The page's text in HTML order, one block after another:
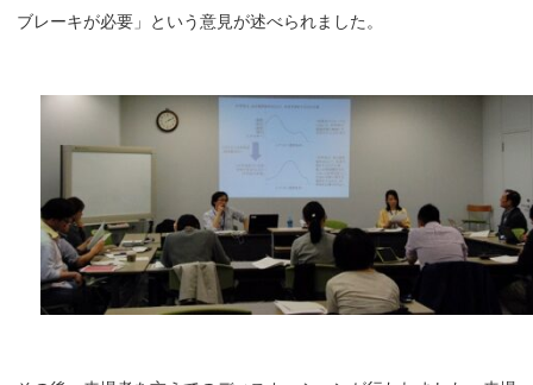
ブレーキが必要」という意見が述べられました。